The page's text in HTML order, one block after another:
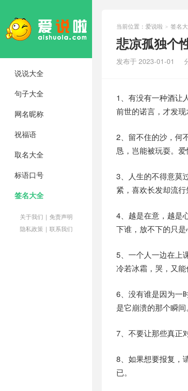
说说大全
句子大全
网名昵称
祝福语
取名大全
标语口号
签名大全
关于我们 | 免责声明
隐私政策 | 联系我们
当前位置： 爱说啦 > 签名
悲凉孤独个
发布于 2023-01-01
1、有没有一种酒让
前世的诺言，才发现
2、留不住的沙，何
恳，岂能被玩耍。
3、人生的不得意莫
紧，喜欢长发却流行
4、越是在意，越是
下谁，放不下的只是
5、一个人一边在上
冷若冰霜，哭，又能
6、没有谁是因为一
是它崩溃的那个瞬间
7、不要让那些真正
8、如果想要报复，
已。